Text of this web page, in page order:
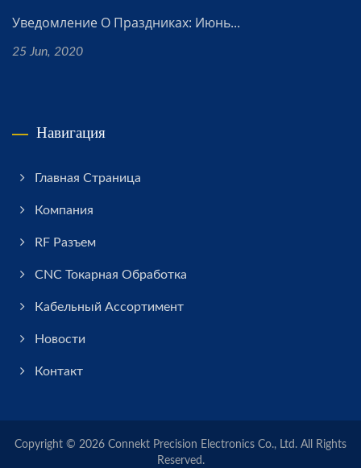
Уведомление О Праздниках: Июнь...
25 Jun, 2020
Навигация
Главная Страница
Компания
RF Разъем
CNC Токарная Обработка
Кабельный Ассортимент
Новости
Контакт
Copyright © 2026 Connekt Precision Electronics Co., Ltd. All Rights
Reserved.